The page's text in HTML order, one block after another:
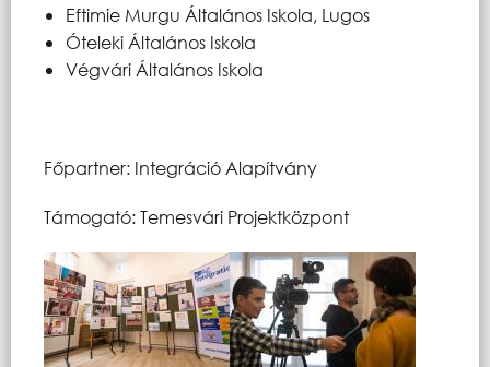
Eftimie Murgu Általános Iskola, Lugos
Óteleki Általános Iskola
Végvári Általános Iskola
Főpartner: Integráció Alapítvány
Támogató: Temesvári Projektközpont